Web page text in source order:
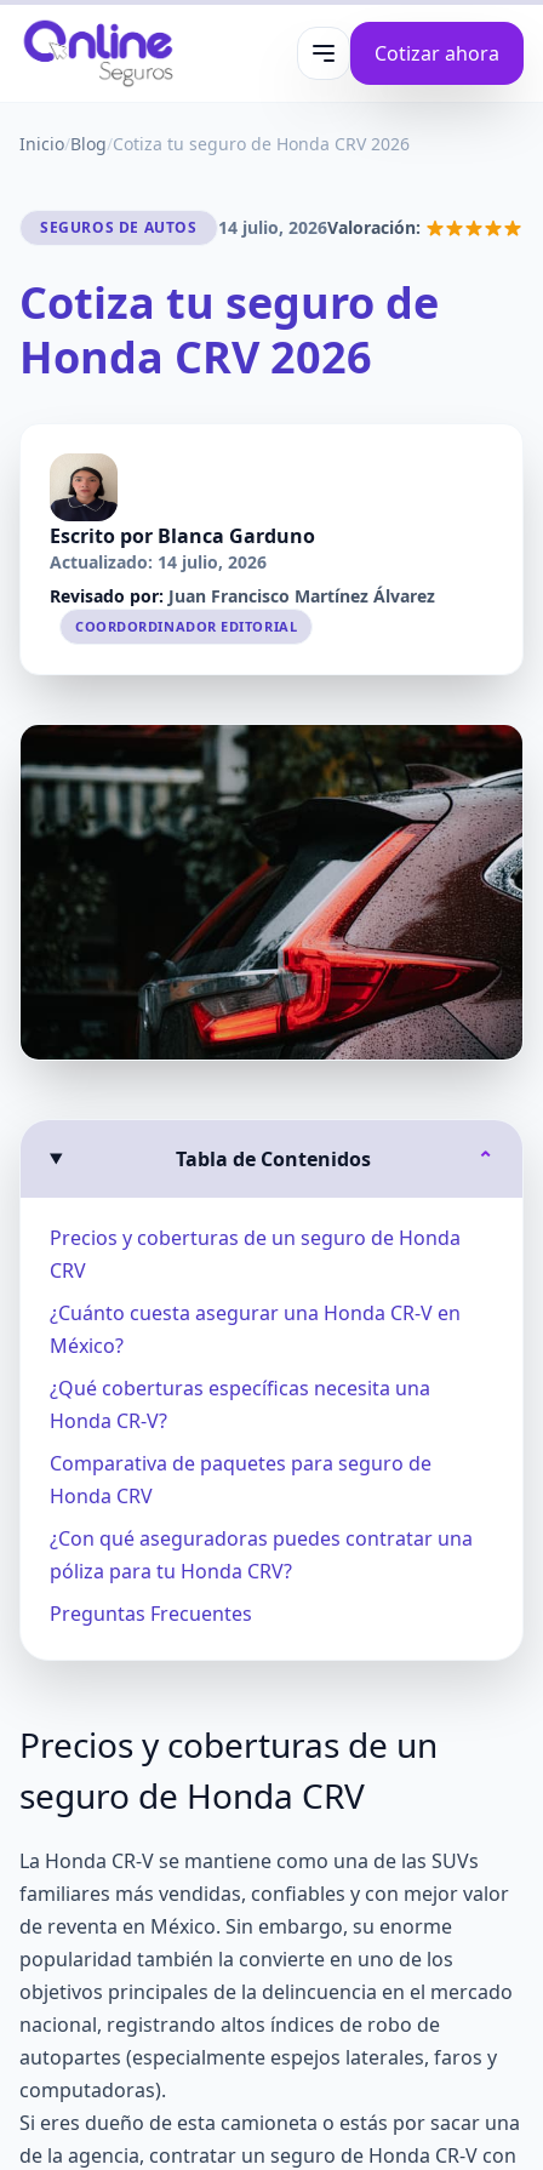
Abrir menúCotizar ahora
Inicio/Blog/Cotiza tu seguro de Honda CRV 2026
SEGUROS DE AUTOS 14 julio, 2026Valoración:
Cotiza tu seguro de
Honda CRV 2026
Escrito por Blanca Garduno
Actualizado: 14 julio, 2026
Revisado por: Juan Francisco Martínez Álvarez
COORDORDINADOR EDITORIAL
Tabla de Contenidos ⌄
Precios y coberturas de un seguro de Honda
CRV
¿Cuánto cuesta asegurar una Honda CR-V en
México?
¿Qué coberturas específicas necesita una
Honda CR-V?
Comparativa de paquetes para seguro de
Honda CRV
¿Con qué aseguradoras puedes contratar una
póliza para tu Honda CRV?
Preguntas Frecuentes
Precios y coberturas de un
seguro de Honda CRV
La Honda CR-V se mantiene como una de las SUVs
familiares más vendidas, confiables y con mejor valor
de reventa en México. Sin embargo, su enorme
popularidad también la convierte en uno de los
objetivos principales de la delincuencia en el mercado
nacional, registrando altos índices de robo de
autopartes (especialmente espejos laterales, faros y
computadoras).
Si eres dueño de esta camioneta o estás por sacar una
de la agencia, contratar un seguro de Honda CR-V con